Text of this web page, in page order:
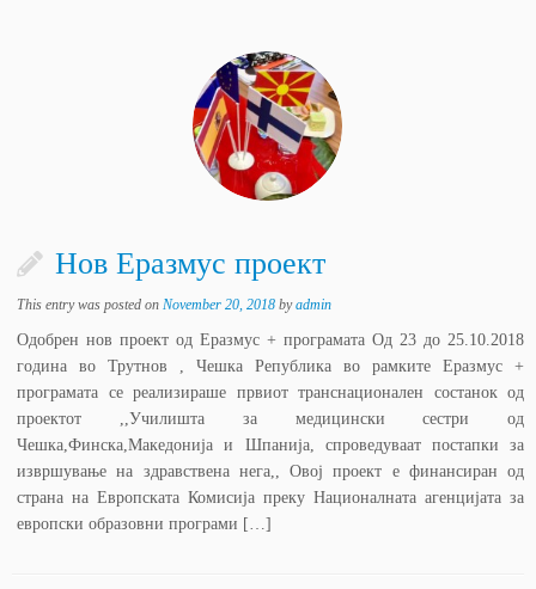
Нов Еразмус проект
This entry was posted onNovember 20, 2018 byadmin
Одобрен нов проект од Еразмус + програмата Од 23 до 25.10.2018
година во Трутнов , Чешка Република во рамките Еразмус +
програмата се реализираше првиот транснационален состанок од
проектот ,,Училишта за медицински сестри од
Чешка,Финска,Македонија и Шпанија, спроведуваат постапки за
извршување на здравствена нега,, Овој проект е финансиран од
страна на Европската Комисија преку Националната агенцијата за
европски образовни програми […]